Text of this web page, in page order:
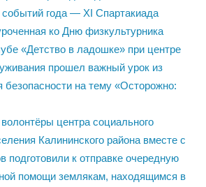
событий года — XI Спартакиада
ко Дню физкультурника
«Детство в ладошке» при центре
прошел важный урок из
безопасности на тему «Осторожно:
центра социального
Калининского района вместе с
подготовили к отправке очередную
помощи землякам, находящимся в